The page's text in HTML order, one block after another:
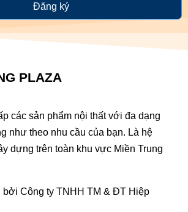
Đăng ký
PLAZA
các sản phẩm nội thất với đa dạng
như theo nhu cầu của bạn. Là hệ
dựng trên toàn khu vực Miền Trung
Công ty TNHH TM & ĐT Hiệp